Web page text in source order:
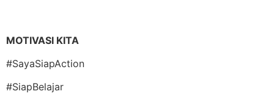
MOTIVASI KITA
#SayaSiapAction
#SiapBelajar